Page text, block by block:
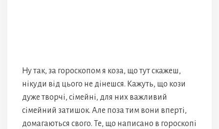
Ну так, за гороскопом я коза, що тут скажеш,
нікуди від цього не дінешся. Кажуть, що кози
дуже творчі, сімейні, для них важливий
сімейний затишок. Але поза тим вони вперті,
домагаються свого. Те, що написано в гороскопі